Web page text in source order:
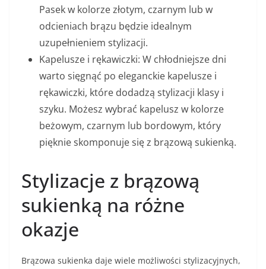
Pasek w kolorze złotym, czarnym lub w
odcieniach brązu będzie idealnym
uzupełnieniem stylizacji.
Kapelusze i rękawiczki: W chłodniejsze dni
warto sięgnąć po eleganckie kapelusze i
rękawiczki, które dodadzą stylizacji klasy i
szyku. Możesz wybrać kapelusz w kolorze
beżowym, czarnym lub bordowym, który
pięknie skomponuje się z brązową sukienką.
Stylizacje z brązową
sukienką na różne
okazje
Brązowa sukienka daje wiele możliwości stylizacyjnych,